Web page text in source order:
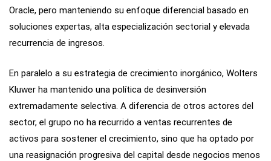
Oracle, pero manteniendo su enfoque diferencial basado en
soluciones expertas, alta especialización sectorial y elevada
recurrencia de ingresos.
En paralelo a su estrategia de crecimiento inorgánico, Wolters
Kluwer ha mantenido una política de desinversión
extremadamente selectiva. A diferencia de otros actores del
sector, el grupo no ha recurrido a ventas recurrentes de
activos para sostener el crecimiento, sino que ha optado por
una reasignación progresiva del capital desde negocios menos